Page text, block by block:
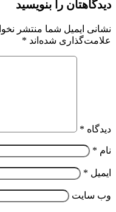
دیدگاهتان را بنویسید
نشانی ایمیل شما منتشر
علامت‌گذاری شده‌اند *
دیدگاه *
نام *
ایمیل *
وب‌ سایت